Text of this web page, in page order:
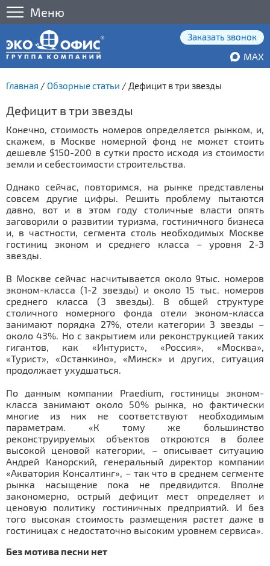
Меню
Заказать звонок
MAX
Главная / Обзорные статьи / Дефицит в три звезды
Дефицит в три звезды
Конечно, стоимость номеров определяется рынком, и,
скажем, в Москве номерной фонд не может стоить
дешевле $150-200 в сутки просто исходя из стоимости
земли и себестоимости строительства.
Однако сейчас, повторимся, на рынке представлены
совсем другие цифры. Решить проблему пытаются
давно, вот и в этом году столичные власти опять
заговорили о развитии туризма, гостиничного бизнеса
и, в частности, сегмента столь необходимых Москве
гостиниц эконом и среднего класса – уровня 2-3
звезды.
В Москве сейчас насчитывается около 9тыс. номеров
эконом-класса (1-2 звезды) и около 15 тыс. номеров
среднего класса (3 звезды). В общей структуре
столичного номерного фонда отели эконом-класса
занимают порядка 27%, отели категории 3 звезды –
около 43%. Но с закрытием или реконструкцией таких
гигантов, как «Интурист», «Россия», «Москва»,
«Турист», «Останкино», «Минск» и других, ситуация
продолжает ухудшаться.
По данным компании Praedium, гостиницы эконом-
класса занимают около 50% рынка, но фактически
многие из них не соответствуют необходимым
параметрам. «К тому же большинство
реконструируемых объектов откроются в более
высокой ценовой категории, – описывает ситуацию
Андрей Канорский, генеральный директор компании
«Акватория Консалтинг», – так что в среднем сегменте
рынка насыщение пока не предвидится. Вполне
закономерно, острый дефицит мест определяет и
ценовую политику гостиничных предприятий. И без
того высокая стоимость размещения растет даже в
гостиницах с недостаточно высоким уровнем сервиса».
Без мотива песни нет